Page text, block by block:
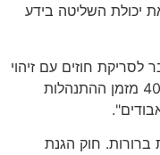
יכולת השליטה בידע
חוזים עם זיהוי
אוטומטי לפי שם לקוח ותחום – קיצר 40% מזמן ההתנהלות
ברורות. חוק הגנת